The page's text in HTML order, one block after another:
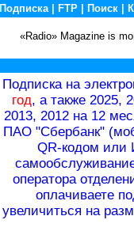
Подписка| FTP Поиск
«Radio» Magazine is
Подписка на
год, а также 2025,
2013, 2012 на 12
ПАО "Сбербанк"
QR-кодом или
оператора
оплачиваете
увеличиться на